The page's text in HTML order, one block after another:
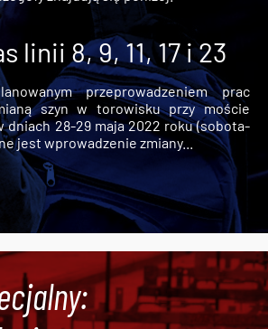
linii 8, 9, 11, 17 i 23
przeprowadzeniem prac
szyn w torowisku przy moście
dniach 28-29 maja 2022 roku (sobota-
jest wprowadzenie zmiany...